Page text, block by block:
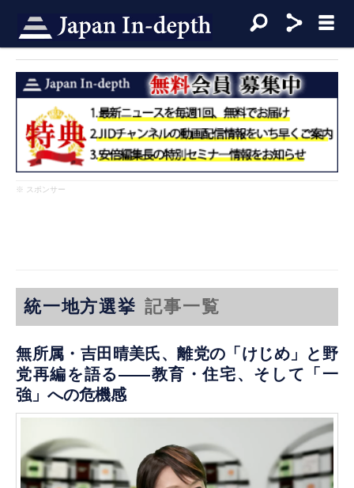
※ スポンサー
統一地方選挙 記事一覧
無所属・吉田晴美氏、離党の「けじめ」と野
党再編を語る――教育・住宅、そして「一
強」への危機感